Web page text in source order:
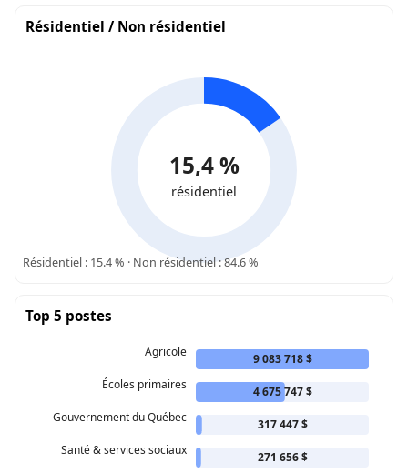
Résidentiel / Non résidentiel
15,4 %
résidentiel
Résidentiel : 15.4 % · Non résidentiel : 84.6 %
Top 5 postes
Agricole
9 083 718 $
Écoles primaires
4 675 747 $
Gouvernement du Québec
317 447 $
Santé & services sociaux
271 656 $